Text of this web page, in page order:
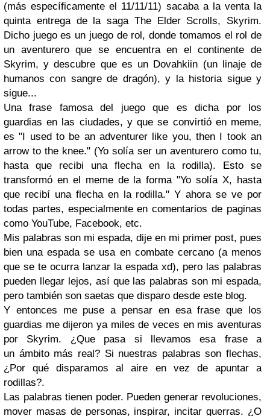
(más específicamente el 11/11/11) sacaba a la venta la
quinta entrega de la saga The Elder Scrolls, Skyrim.
Dicho juego es un juego de rol, donde tomamos el rol de
un aventurero que se encuentra en el continente de
Skyrim, y descubre que es un Dovahkiin (un linaje de
humanos con sangre de dragón), y la historia sigue y
sigue...
Una frase famosa del juego que es dicha por los
guardias en las ciudades, y que se convirtió en meme,
es "I used to be an adventurer like you, then I took an
arrow to the knee." (Yo solía ser un aventurero como tu,
hasta que recibi una flecha en la rodilla). Esto se
transformó en el meme de la forma "Yo solía X, hasta
que recibí una flecha en la rodilla." Y ahora se ve por
todas partes, especialmente en comentarios de paginas
como YouTube, Facebook, etc.
Mis palabras son mi espada, dije en mi primer post, pues
bien una espada se usa en combate cercano (a menos
que se te ocurra lanzar la espada xd), pero las palabras
pueden llegar lejos, así que las palabras son mi espada,
pero también son saetas que disparo desde este blog.
Y entonces me puse a pensar en esa frase que los
guardias me dijeron ya miles de veces en mis aventuras
por Skyrim. ¿Que pasa si llevamos esa frase a
un ámbito más real? Si nuestras palabras son flechas,
¿Por qué disparamos al aire en vez de apuntar a
rodillas?.
Las palabras tienen poder. Pueden generar revoluciones,
mover masas de personas, inspirar, incitar guerras. ¿O